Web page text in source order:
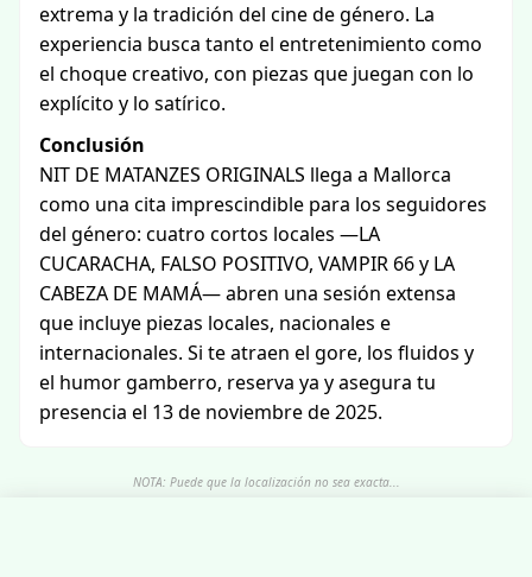
extrema y la tradición del cine de género. La
experiencia busca tanto el entretenimiento como
el choque creativo, con piezas que juegan con lo
explícito y lo satírico.
Conclusión
NIT DE MATANZES ORIGINALS llega a Mallorca
como una cita imprescindible para los seguidores
del género: cuatro cortos locales —LA
CUCARACHA, FALSO POSITIVO, VAMPIR 66 y LA
CABEZA DE MAMÁ— abren una sesión extensa
que incluye piezas locales, nacionales e
internacionales. Si te atraen el gore, los fluidos y
el humor gamberro, reserva ya y asegura tu
presencia el 13 de noviembre de 2025.
NOTA: Puede que la localización no sea exacta...